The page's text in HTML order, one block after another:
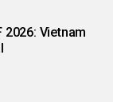
2026: Vietnam